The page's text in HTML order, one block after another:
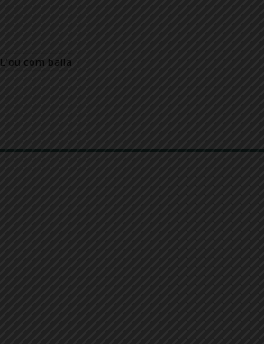
L'ou com balla